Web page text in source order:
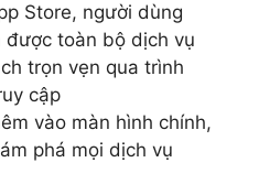
Store, người dùng
được toàn bộ dịch vụ
trọn vẹn qua trình
cập
vào màn hình chính,
phá mọi dịch vụ